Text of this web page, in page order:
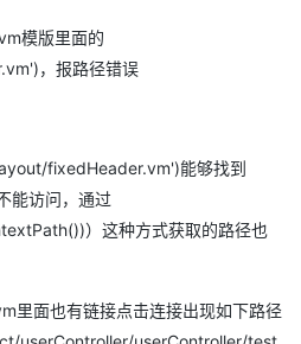
模版里面的
，报路径错误
fixedHeader.vm')能够找到
能访问，通过
）这种方式获取的路径也
里面也有链接点击连接出现如下路径